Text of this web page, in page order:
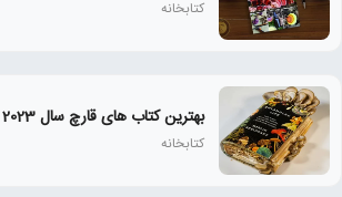
کتابخانه
بهترین کتاب های قارچ سال 2023
کتابخانه